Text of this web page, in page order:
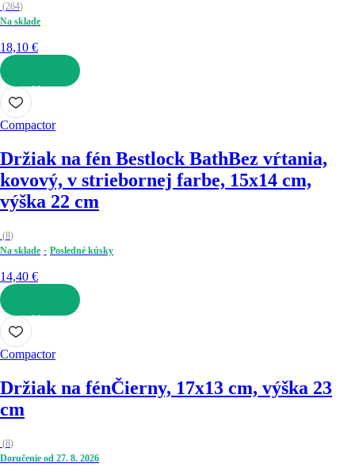
(264)
Na sklade
18,10 €
DO KOŠÍKA
Compactor
Držiak na fén Bestlock BathBez vŕtania,
kovový, v striebornej farbe, 15x14 cm,
výška 22 cm
(8)
Na sklade
Posledné kúsky
14,40 €
DO KOŠÍKA
Compactor
Držiak na fénČierny, 17x13 cm, výška 23
cm
(8)
Doručenie od 27. 8. 2026